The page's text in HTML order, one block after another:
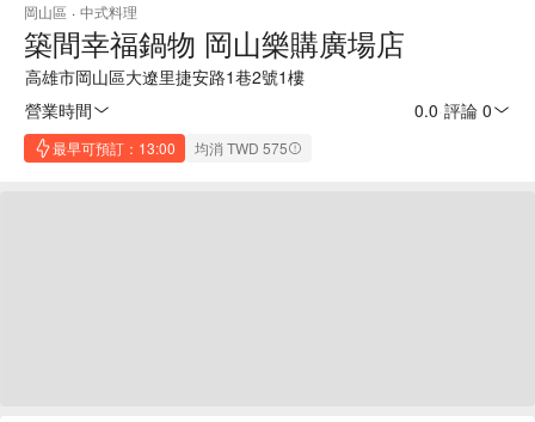
岡山區 · 中式料理
築間幸福鍋物 岡山樂購廣場店
高雄市岡山區大遼里捷安路1巷2號1樓
營業時間
0.0 評論 0
最早可預訂：13:00 均消 TWD 575